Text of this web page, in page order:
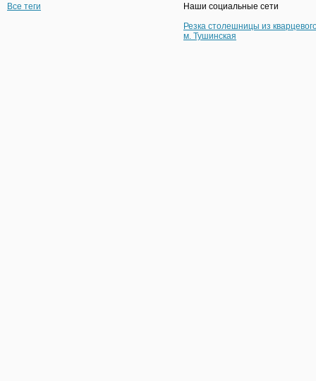
Все теги
Наши социальные сети
Резка столешницы из
м. Тушинская